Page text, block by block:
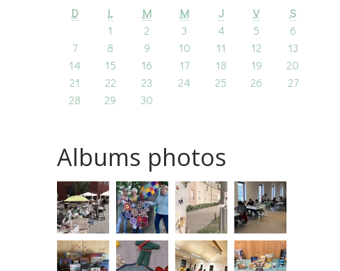
D L M M J V
S
1
2 3 4 5
6
7
8 9 10 11 12
13
14
15 16 17 18 19
20
21
22 23 24 25 26
27
28
29 30
Albums photos